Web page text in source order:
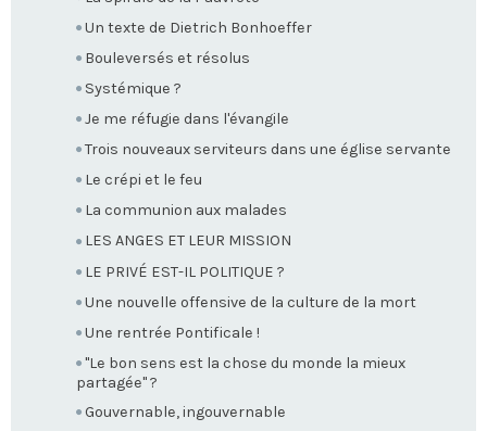
Un texte de Dietrich Bonhoeffer
Bouleversés et résolus
Systémique ?
Je me réfugie dans l'évangile
Trois nouveaux serviteurs dans une église servante
Le crépi et le feu
La communion aux malades
LES ANGES ET LEUR MISSION
LE PRIVÉ EST-IL POLITIQUE ?
Une nouvelle offensive de la culture de la mort
Une rentrée Pontificale !
"Le bon sens est la chose du monde la mieux
partagée" ?
Gouvernable, ingouvernable